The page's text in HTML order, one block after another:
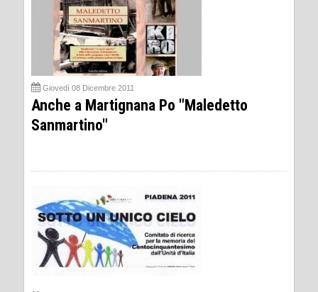
Giovedì 08 Dicembre 2011
Anche a Martignana Po "Maledetto
Sanmartino"